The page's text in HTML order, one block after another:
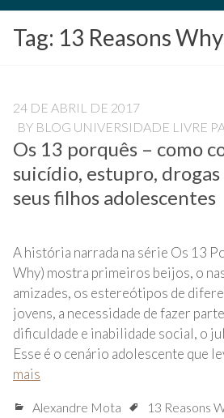
Blog
Universidade
Pampédia
Tag: 13 Reasons Why
24 DE ABRIL DE 2017
BY BLOG UNIVERSIDADE LIVRE
Os 13 porquês – como
suicídio, estupro,
seus filhos adolescentes
A história narrada na série Os 13
Why) mostra primeiros beijos, o
amizades, os estereótipos de
jovens, a necessidade de fazer
dificuldade e inabilidade social, o
Esse é o cenário adolescente que
mais
Alexandre Mota 13 Reasons